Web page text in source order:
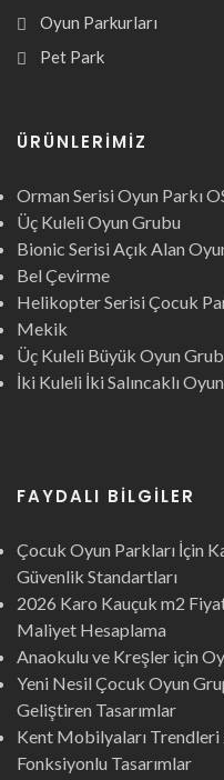
Oyun Parkurları
Pet Park
ÜRÜNLERIMIZ
Orman Serisi Oyun Parkı
Üç Kuleli Oyun Grubu
Bionic Serisi Açık Alan
Bel Çevirme
Helikopter Serisi Çocuk
Mekik
Üç Kuleli Büyük Oyun
İki Kuleli İki Salıncaklı
FAYDALI BILGILER
Çocuk Oyun Parkları İçin
Güvenlik Standartları
2026 Karo Kauçuk m2
Maliyet Hesaplama
Anaokulu ve Kreşler için
Yeni Nesil Çocuk Oyun
Geliştiren Tasarımlar
Kent Mobilyaları
Fonksiyonlu Tasarımlar